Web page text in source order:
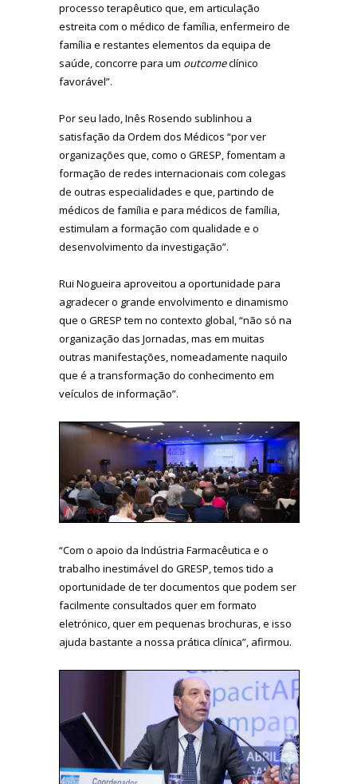
processo terapêutico que, em articulação
estreita com o médico de família, enfermeiro de
família e restantes elementos da equipa de
saúde, concorre para um outcomeclínico
favorável”.
Por seu lado, Inês Rosendo sublinhou a
satisfação da Ordem dos Médicos “por ver
organizações que, como o GRESP, fomentam a
formação de redes internacionais com colegas
de outras especialidades e que, partindo de
médicos de família e para médicos de família,
estimulam a formação com qualidade e o
desenvolvimento da investigação”.
Rui Nogueira aproveitou a oportunidade para
agradecer o grande envolvimento e dinamismo
que o GRESP tem no contexto global, “não só na
organização das Jornadas, mas em muitas
outras manifestações, nomeadamente naquilo
que é a transformação do conhecimento em
veículos de informação”.
“Com o apoio da Indústria Farmacêutica e o
trabalho inestimável do GRESP, temos tido a
oportunidade de ter documentos que podem ser
facilmente consultados quer em formato
eletrónico, quer em pequenas brochuras, e isso
ajuda bastante a nossa prática clínica”, afirmou.